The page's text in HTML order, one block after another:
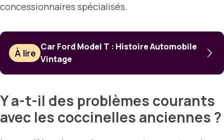
concessionnaires spécialisés.
À lire
Car Ford Model T : Histoire Automobile
Vintage
Y a-t-il des problèmes courants
avec les coccinelles anciennes ?